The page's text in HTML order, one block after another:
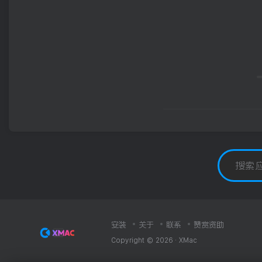
安装 关于 联系 赞赏资助
Copyright © 2026 · XMac